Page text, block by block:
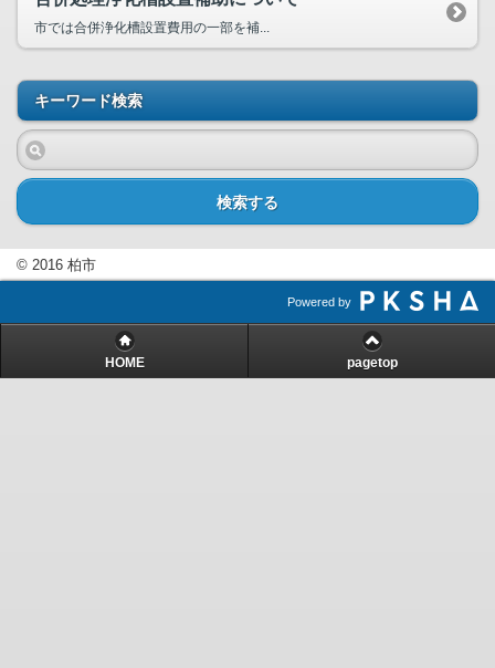
市では合併浄化槽設置費用の一部を補...
キーワード検索
検索する
© 2016 柏市
Powered by
HOME pagetop